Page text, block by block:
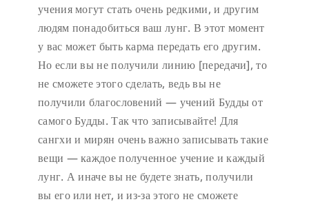
учения могут стать очень редкими, и другим
людям понадобиться ваш лунг. В этот момент
у вас может быть карма передать его другим.
Но если вы не получили линию [передачи], то
не сможете этого сделать, ведь вы не
получили благословений — учений Будды от
самого Будды. Так что записывайте! Для
сангхи и мирян очень важно записывать такие
вещи — каждое полученное учение и каждый
лунг. А иначе вы не будете знать, получили
вы его или нет, и из-за этого не сможете